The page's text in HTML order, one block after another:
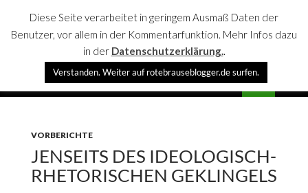
rotebrauseblogger
SPRINGE
VORBERICHTE
JENSEITS DES IDEOLOGISCH-
RHETORISCHEN GEKLINGELS
Diese Seite verarbeitet in geringem Ausmaß Daten der
Benutzer, vor allem in der Kommentarfunktion. Mehr Infos dazu
in der Datenschutzerklärung..
Verstanden. Weiter auf rotebrauseblogger.de surfen.